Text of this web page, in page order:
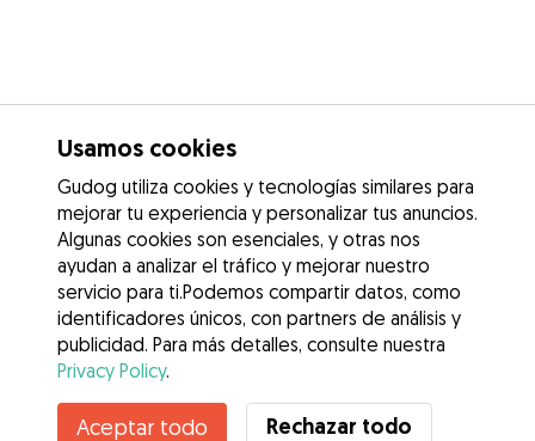
Usamos cookies
Gudog utiliza cookies y tecnologías similares para
mejorar tu experiencia y personalizar tus anuncios.
Algunas cookies son esenciales, y otras nos
ayudan a analizar el tráfico y mejorar nuestro
servicio para ti.Podemos compartir datos, como
identificadores únicos, con partners de análisis y
publicidad. Para más detalles, consulte nuestra
Privacy Policy.
Aceptar todo Rechazar todo